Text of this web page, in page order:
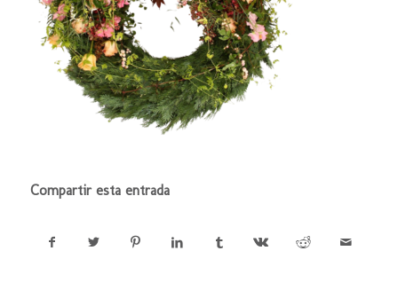
Compartir esta entrada